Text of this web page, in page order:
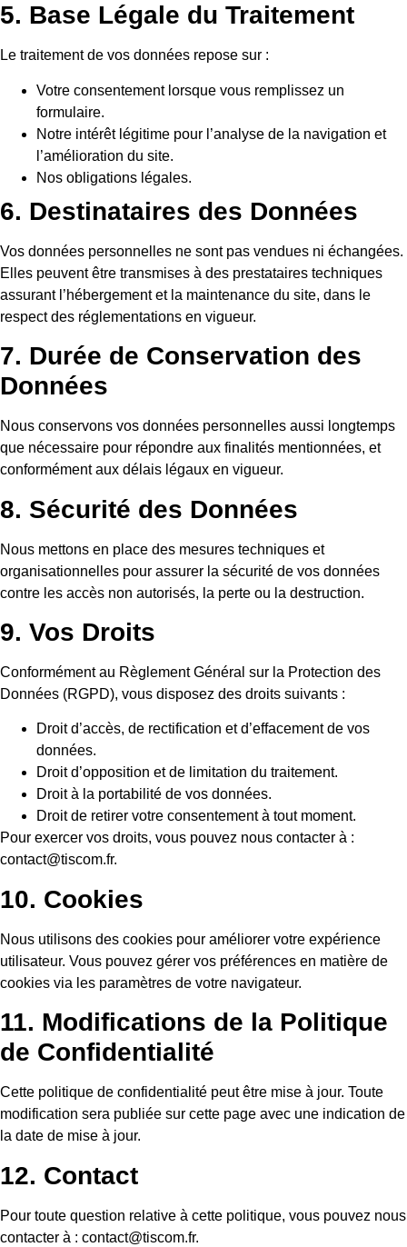
5. Base Légale du Traitement
Le traitement de vos données repose sur :
Votre consentement lorsque vous remplissez un
formulaire.
Notre intérêt légitime pour l’analyse de la navigation et
l’amélioration du site.
Nos obligations légales.
6. Destinataires des Données
Vos données personnelles ne sont pas vendues ni échangées.
Elles peuvent être transmises à des prestataires techniques
assurant l’hébergement et la maintenance du site, dans le
respect des réglementations en vigueur.
7. Durée de Conservation des
Données
Nous conservons vos données personnelles aussi longtemps
que nécessaire pour répondre aux finalités mentionnées, et
conformément aux délais légaux en vigueur.
8. Sécurité des Données
Nous mettons en place des mesures techniques et
organisationnelles pour assurer la sécurité de vos données
contre les accès non autorisés, la perte ou la destruction.
9. Vos Droits
Conformément au Règlement Général sur la Protection des
Données (RGPD), vous disposez des droits suivants :
Droit d’accès, de rectification et d’effacement de vos
données.
Droit d’opposition et de limitation du traitement.
Droit à la portabilité de vos données.
Droit de retirer votre consentement à tout moment.
Pour exercer vos droits, vous pouvez nous contacter à :
contact@tiscom.fr.
10. Cookies
Nous utilisons des cookies pour améliorer votre expérience
utilisateur. Vous pouvez gérer vos préférences en matière de
cookies via les paramètres de votre navigateur.
11. Modifications de la Politique
de Confidentialité
Cette politique de confidentialité peut être mise à jour. Toute
modification sera publiée sur cette page avec une indication de
la date de mise à jour.
12. Contact
Pour toute question relative à cette politique, vous pouvez nous
contacter à : contact@tiscom.fr.